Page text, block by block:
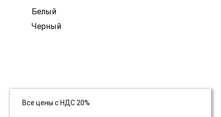
Белый
Черный
Все цены с НДС 20%